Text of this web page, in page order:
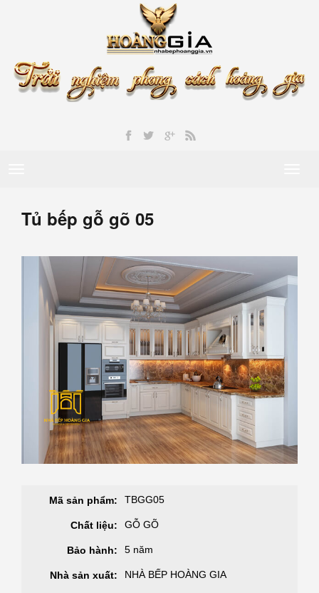
Tủ bếp gỗ gõ 05
Mã sản phẩm: TBGG05
Chất liệu: GỖ GÕ
Bảo hành: 5 năm
Nhà sản xuất: NHÀ BẾP HOÀNG GIA